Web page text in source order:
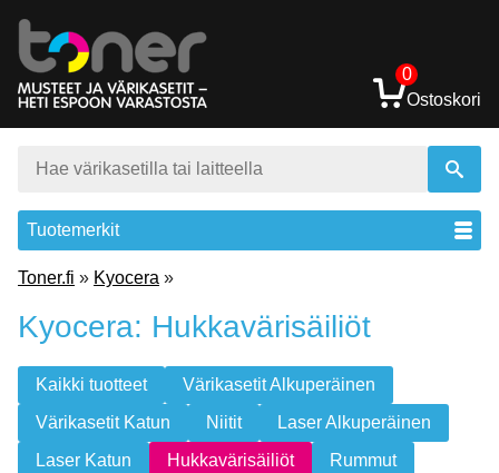
0
Ostoskori
Tuotemerkit
Toner.fi » Kyocera »
Kyocera: Hukkavärisäiliöt
Kaikki tuotteet
Värikasetit Alkuperäinen
Värikasetit Katun
Niitit
Laser Alkuperäinen
Laser Katun
Hukkavärisäiliöt
Rummut